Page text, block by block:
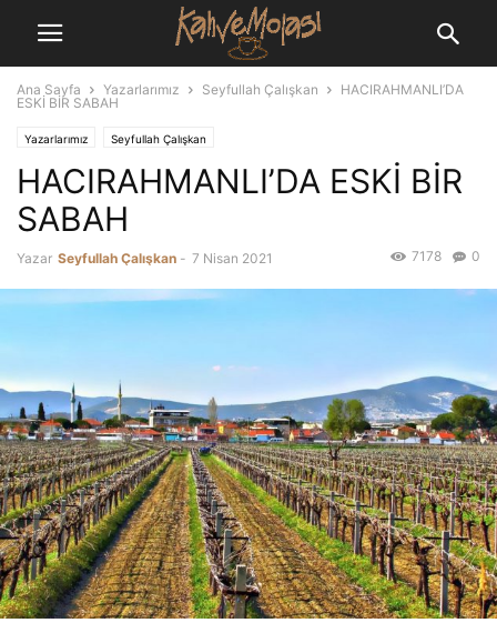
Ana Sayfa Yazarlarımız Seyfullah Çalışkan
HACIRAHMANLI’DA
ESKİ BİR SABAH
Yazarlarımız Seyfullah Çalışkan
HACIRAHMANLI’DA ESKİ BİR
SABAH
Yazar Seyfullah Çalışkan - 7 Nisan 2021 0
7178